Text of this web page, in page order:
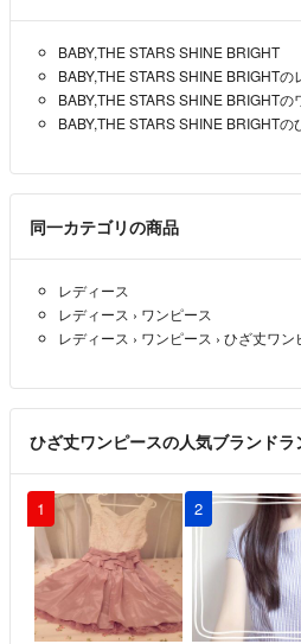
かと質問してくる方。
④検討しますと言いコメント逃げをする
⑤ノークレーム、ノーリターン、が守
※以下の迷惑行為に該当なさる方もブロ
過去に記載事項を読んで頂いていない
いとあまりにもしつこく言われ応じま
で届き再出品できる状態ではなかった
かなる理由でも返品不可とさせていただ
お取り置きをお願いされ購入期日を過
私がお洋服を購入したときに☁️の評価
者が他のユーザーに発送するはずの品
手間がかかったからと、記載事項を読
されました。
☔️評価をいただきましたが急かしたり
保管期限を過ぎますとこちらに返送さ
BABY,THE STARS SHINE BRIGHT
BABY,THE STARS SHINE BRIGHTの
BABY,THE STARS SHINE BRIGHTの
BABY,THE STARS SHINE BRIGHTの
同一カテゴリの商品
レディース
レディース › ワンピース
レディース › ワンピース › ひざ丈ワン
ひざ丈ワンピースの人気ブランドラ
1 2